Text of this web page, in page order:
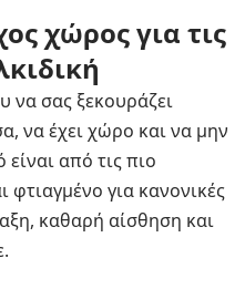
χώρος για τις
να σας ξεκουράζει
να έχει χώρο και να μην
από τις πιο
φτιαγμένο για κανονικές
καθαρή αίσθηση και